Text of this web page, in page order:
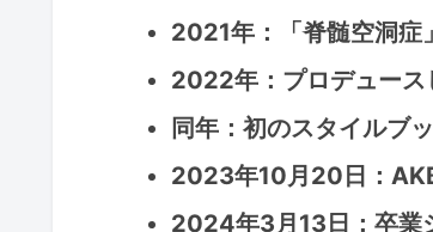
2021年：「脊髄空洞症
2022年：プロデュース
同年：初のスタイルブ
2023年10月20日：
2024年3月13日：卒業